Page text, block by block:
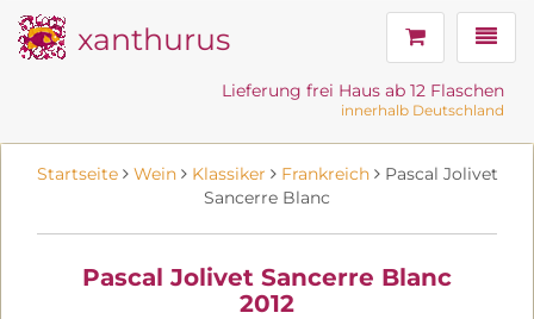
xanthurus
Lieferung frei Haus ab 12 Flaschen
innerhalb Deutschland
Startseite Wein Klassiker Frankreich Pascal Jolivet
Sancerre Blanc
Pascal Jolivet Sancerre Blanc
2012